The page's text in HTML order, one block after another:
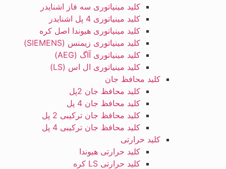
کلید مینیاتوری سه فاز اشنایدر
کلید مینیاتوری 4 پل اشنایدر
کلید مینیاتوری هیوندا اصل کره
کلید مینیاتوری زیمنس (SIEMENS)
کلید مینیاتوری آاگ (AEG)
کلید مینیاتوری ال اس (LS)
کلید محافظ جان
کلید محافظ جان 2پل
کلید محافظ جان 4 پل
کلید محافظ جان ترکیبی 2 پل
کلید محافظ جان ترکیبی 4 پل
کلید حرارتی
کلید حرارتی هیوندا
کلید حرارتی LS کره